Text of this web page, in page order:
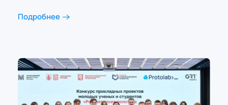
Подробнее